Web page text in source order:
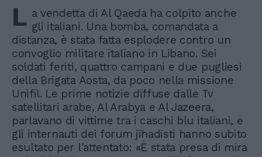
L a vendetta di Al Qaeda ha colpito anche
gli italiani. Una bomba, comandata a
distanza, è stata fatta esplodere contro un
convoglio militare italiano in Libano. Sei
soldati feriti, quattro campani e due pugliesi
della Brigata Aosta, da poco nella missione
Unifil. Le prime notizie diffuse dalle Tv
satellitari arabe, Al Arabya e Al Jazeera,
parlavano di vittime tra i caschi blu italiani, e
gli internauti dei forum jihadisti hanno subito
esultato per l'attentato: «È stata presa di mira